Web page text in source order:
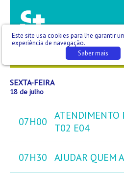
SEX18
SEXTA-FEIRA
18 de julho
07H00
ATENDIMENTO
T02 E04
07H30 AJUDAR QUEM
Este site usa cookies para lhe garantir
experiência de navegação.
Saber mais